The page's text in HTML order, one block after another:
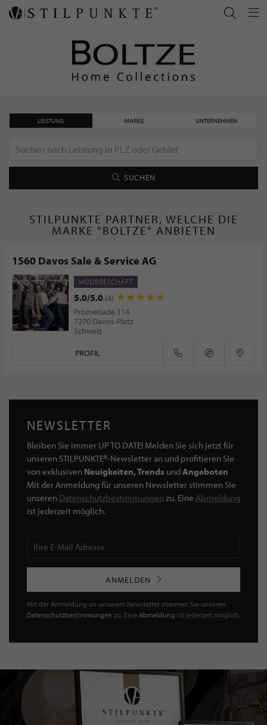
LEISTUNG MARKE UNTERNEHMEN
SUCHEN
STILPUNKTE PARTNER, WELCHE DIE
MARKE "BOLTZE" ANBIETEN
1560 Davos Sale & Service AG
MODEGESCHÄFT
5.0/5.0 (4)
Promenade 114
7270 Davos-Platz
Schweiz
PROFIL
NEWSLETTER
Bleiben Sie immer UP TO DATE! Melden Sie sich jetzt für
unseren STILPUNKTE®-Newsletter an und profitieren Sie
von exklusiven Neuigkeiten, Trends undAngeboten
Mit der Anmeldung für unseren Newsletter stimmen Sie
unseren Datenschutzbestimmungen zu. Eine Abmeldung
ist jederzeit möglich.
ANMELDEN
Mit der Anmeldung an unserem Newsletter stimmen Sie unseren
Datenschutzbestimmungen zu. Eine Abmeldung ist jederzeit möglich.